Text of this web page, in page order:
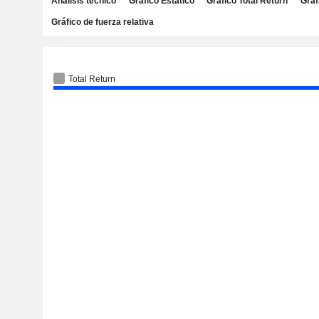
Gráfico de fuerza relativa
Total Return